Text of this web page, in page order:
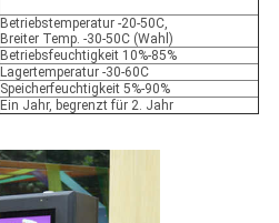
Betriebstemperatur -20-50C,
Breiter Temp. -30-50C (Wahl)
Betriebsfeuchtigkeit 10%-85%
Lagertemperatur -30-60C
Speicherfeuchtigkeit 5%-90%
Ein Jahr, begrenzt für 2. Jahr